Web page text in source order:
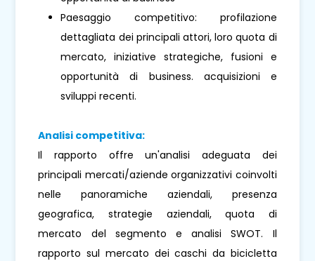
Paesaggio competitivo: profilazione
dettagliata dei principali attori, loro quota di
mercato, iniziative strategiche, fusioni e
opportunità di business. acquisizioni e
sviluppi recenti.
Analisi competitiva:
Il rapporto offre un'analisi adeguata dei
principali mercati/aziende organizzativi coinvolti
nelle panoramiche aziendali, presenza
geografica, strategie aziendali, quota di
mercato del segmento e analisi SWOT. Il
rapporto sul mercato dei caschi da bicicletta